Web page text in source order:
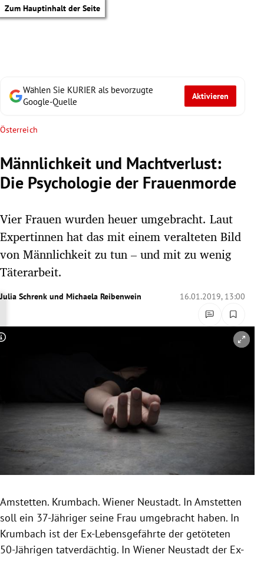
Zum Hauptinhalt der Seite
Untermenü
Untermenü
Untermenü
Untermenü
Untermenü
Untermenü
Untermenü
Wählen Sie KURIER als bevorzugte
Google-Quelle
Aktivieren
Österreich
Männlichkeit und Machtverlust:
Die Psychologie der Frauenmorde
Vier Frauen wurden heuer umgebracht. Laut
Expertinnen hat das mit einem veralteten Bild
von Männlichkeit zu tun – und mit zu wenig
Täterarbeit.
Julia Schrenk und Michaela Reibenwein 16.01.2019, 13:00
Copyright-Hinweis öffnen/schließen
Amstetten. Krumbach. Wiener Neustadt. In Amstetten
soll ein 37-Jähriger seine Frau umgebracht haben. In
Krumbach ist der Ex-Lebensgefährte der getöteten
50-Jährigen tatverdächtig. In Wiener Neustadt der Ex-